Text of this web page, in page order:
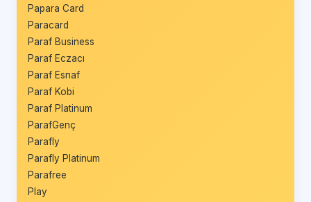
Papara Card
Paracard
Paraf Business
Paraf Eczacı
Paraf Esnaf
Paraf Kobi
Paraf Platinum
ParafGenç
Parafly
Parafly Platinum
Parafree
Play